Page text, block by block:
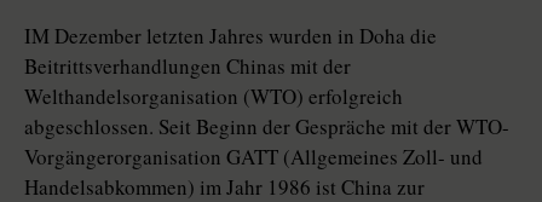
IM Dezember letzten Jahres wurden in Doha die
Beitrittsverhandlungen Chinas mit der
Welthandelsorganisation (WTO) erfolgreich
abgeschlossen. Seit Beginn der Gespräche mit der WTO-
Vorgängerorganisation GATT (Allgemeines Zoll- und
Handelsabkommen) im Jahr 1986 ist China zur